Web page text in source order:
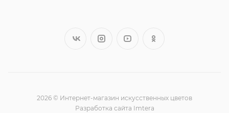
2026 © Интернет-магазин искусственных цветов
Разработка сайта Imtera